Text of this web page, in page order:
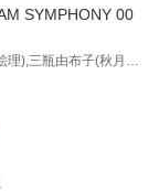
SYMPHONY 00